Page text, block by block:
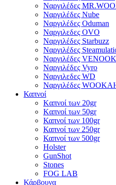
Ναργιλέδες
Ναργιλέδες Nube
Ναργιλέδες Oduman
Ναργιλεδες OVO
Ναργιλέδες Starbuzz
Ναργιλέδες
Ναργιλέδες
Ναργιλέδες Vyro
Ναργιλεδες WD
Ναργιλέδες
Καπνοί
Kαπνοί των 20gr
Kαπνοί των 50gr
Καπνοί των 100gr
Καπνοί των 250gr
Καπνοί των 500gr
Holster
GunShot
Stones
FOG LAB
Κάρβουνα